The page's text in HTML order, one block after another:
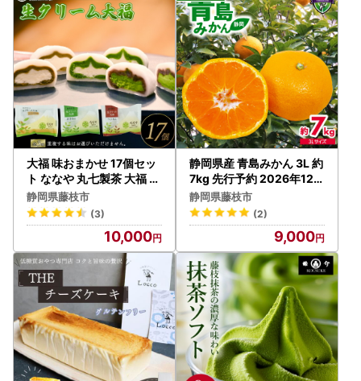
大福 味おまかせ 17個セッ
ト ななや 丸七製茶 大福 ス
イーツ
静岡県藤枝市
(3)
10,000
静岡県産 青島みかん 3L 約
7kg 先行予約 2026年12月
下旬より順次出荷
静岡県藤枝市
(2)
9,000